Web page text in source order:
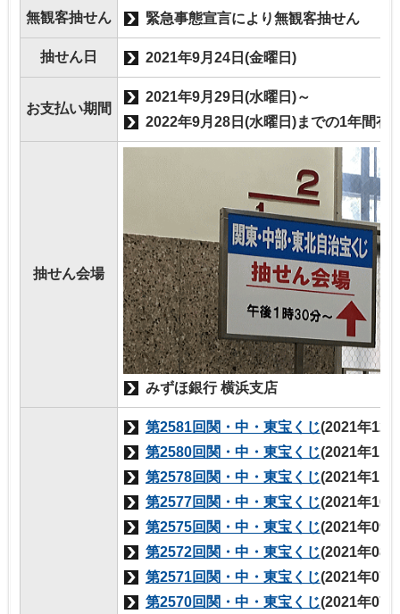
無観客抽せん 緊急事態宣言により無観客抽せん
抽せん日 2021年9月24日(金曜日)
お支払い期間
2021年9月29日(水曜日)～
2022年9月28日(水曜日)までの1年間有
抽せん会場
みずほ銀行 横浜支店
第2581回関・中・東宝くじ(2021年12
第2580回関・中・東宝くじ(2021年11
第2578回関・中・東宝くじ(2021年11
第2577回関・中・東宝くじ(2021年10
第2575回関・中・東宝くじ(2021年09
第2572回関・中・東宝くじ(2021年08
第2571回関・中・東宝くじ(2021年07
第2570回関・中・東宝くじ(2021年07